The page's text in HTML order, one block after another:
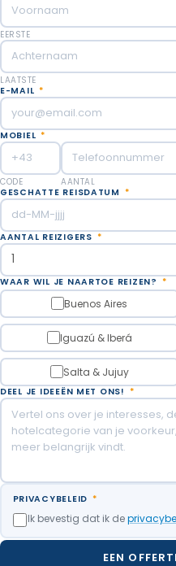
Maaltijden inbegrepen:
Optionele tour: Hele dag
Plata - Vallecitos voor
EERSTE
LAATSTE
E-MAIL *
MOBIEL *
CODE
AANTAL
GESCHATTE REISDATUM *
AANTAL REIZIGERS *
WAAR WIL JE NAARTOE REIZEN? *
Buenos Aires
Iguazú & Iberá
Salta & Jujuy
DEEL JE IDEEËN MET ONS! *
PRIVACYBELEID *
Ik bevestig dat ik de
EEN